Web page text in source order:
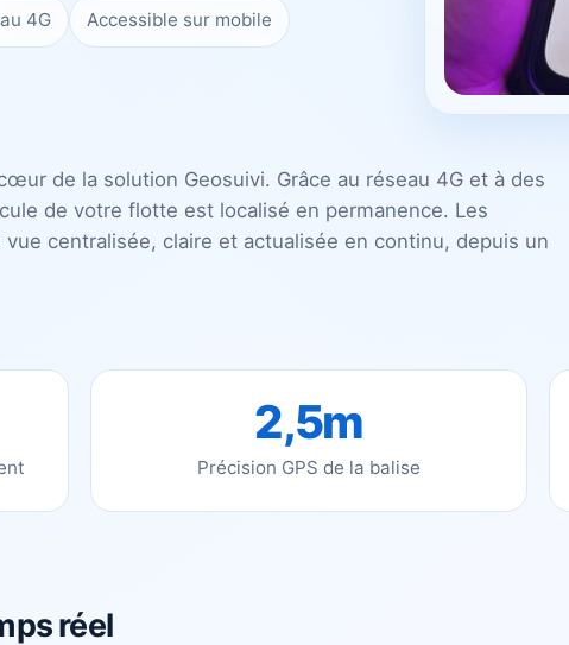
4G Accessible sur mobile
de la solution Geosuivi. Grâce au réseau 4G et à des
de votre flotte est localisé en permanence. Les
centralisée, claire et actualisée en continu, depuis un
2,5m
Précision GPS de la balise
réel